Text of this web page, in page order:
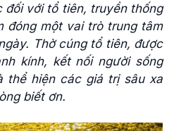
đối với tổ tiên, truyền thống
đóng một vai trò trung tâm
Thờ cúng tổ tiên, được
kính, kết nối người sống
thể hiện các giá trị sâu xa
biết ơn.